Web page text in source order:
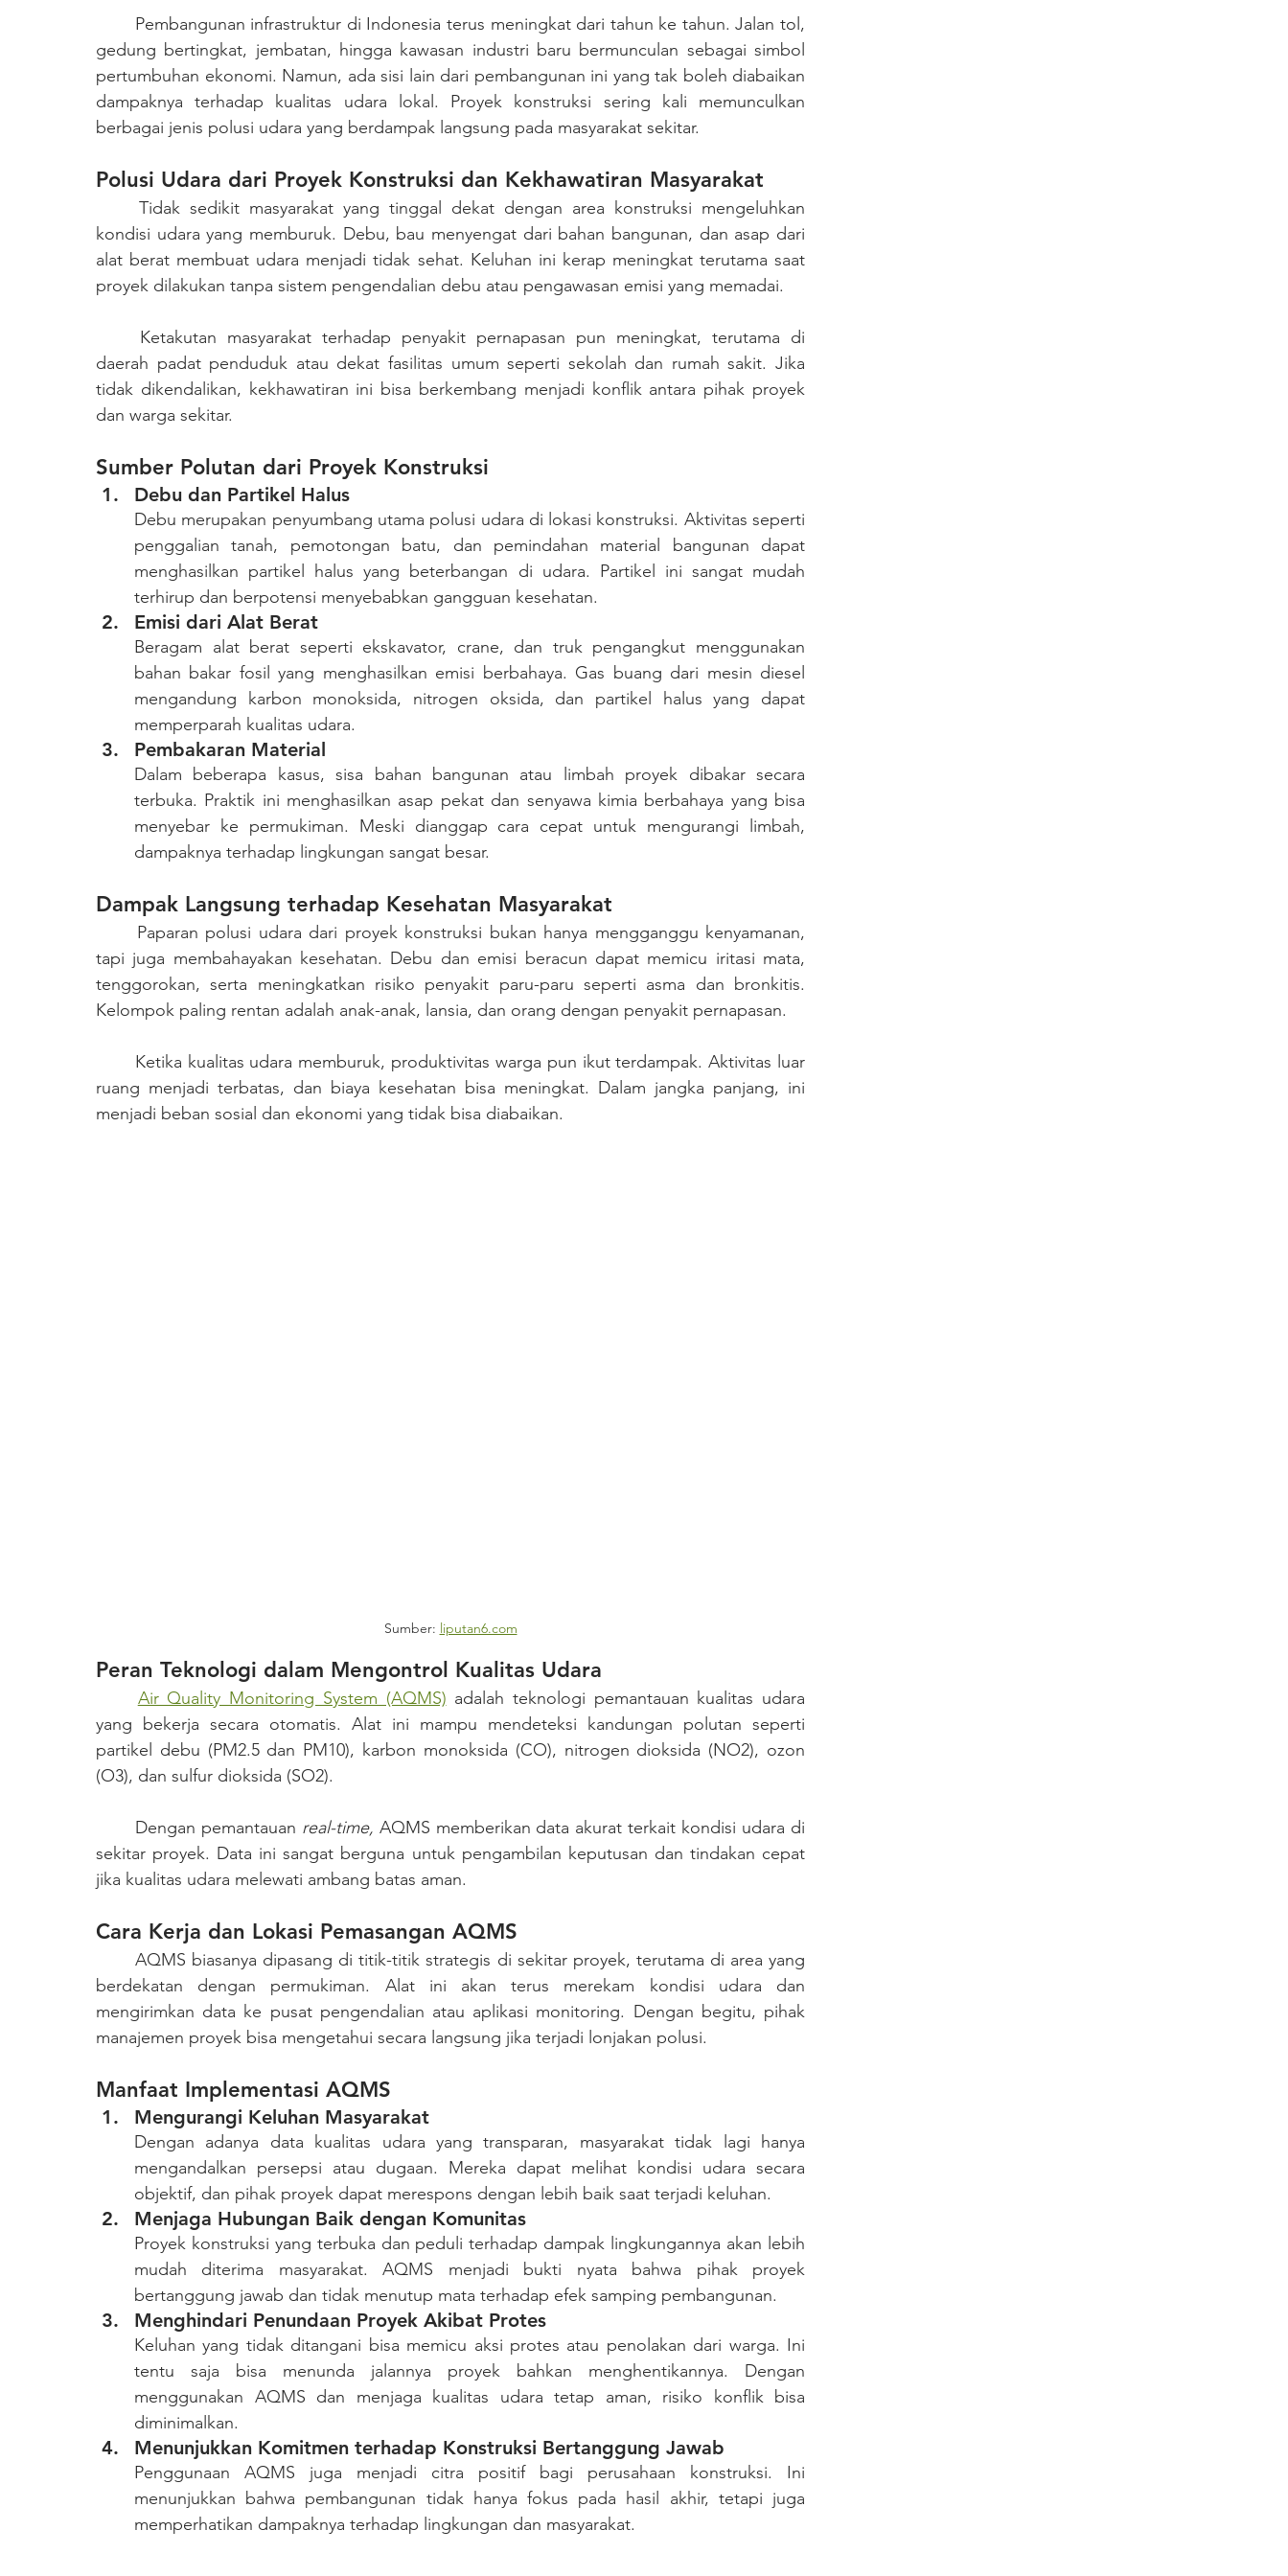
gedung bertingkat, jembatan, hingga kawasan industri baru bermunculan sebagai simbol
pertumbuhan ekonomi. Namun, ada sisi lain dari pembangunan ini yang tak boleh diabaikan
dampaknya terhadap kualitas udara lokal. Proyek konstruksi sering kali memunculkan
berbagai jenis polusi udara yang berdampak langsung pada masyarakat sekitar.
Polusi Udara dari Proyek Konstruksi dan Kekhawatiran Masyarakat
kondisi udara yang memburuk. Debu, bau menyengat dari bahan bangunan, dan asap dari
alat berat membuat udara menjadi tidak sehat. Keluhan ini kerap meningkat terutama saat
proyek dilakukan tanpa sistem pengendalian debu atau pengawasan emisi yang memadai.
daerah padat penduduk atau dekat fasilitas umum seperti sekolah dan rumah sakit. Jika
tidak dikendalikan, kekhawatiran ini bisa berkembang menjadi konflik antara pihak proyek
dan warga sekitar.
Sumber Polutan dari Proyek Konstruksi
Debu dan Partikel Halus
Debu merupakan penyumbang utama polusi udara di lokasi konstruksi. Aktivitas seperti
penggalian tanah, pemotongan batu, dan pemindahan material bangunan dapat
menghasilkan partikel halus yang beterbangan di udara. Partikel ini sangat mudah
terhirup dan berpotensi menyebabkan gangguan kesehatan.
Emisi dari Alat Berat
Beragam alat berat seperti ekskavator, crane, dan truk pengangkut menggunakan
bahan bakar fosil yang menghasilkan emisi berbahaya. Gas buang dari mesin diesel
mengandung karbon monoksida, nitrogen oksida, dan partikel halus yang dapat
memperparah kualitas udara.
Pembakaran Material
Dalam beberapa kasus, sisa bahan bangunan atau limbah proyek dibakar secara
terbuka. Praktik ini menghasilkan asap pekat dan senyawa kimia berbahaya yang bisa
menyebar ke permukiman. Meski dianggap cara cepat untuk mengurangi limbah,
dampaknya terhadap lingkungan sangat besar.
Dampak Langsung terhadap Kesehatan Masyarakat
tapi juga membahayakan kesehatan. Debu dan emisi beracun dapat memicu iritasi mata,
tenggorokan, serta meningkatkan risiko penyakit paru-paru seperti asma dan bronkitis.
Kelompok paling rentan adalah anak-anak, lansia, dan orang dengan penyakit pernapasan.
ruang menjadi terbatas, dan biaya kesehatan bisa meningkat. Dalam jangka panjang, ini
menjadi beban sosial dan ekonomi yang tidak bisa diabaikan.
Sumber: liputan6.com
Peran Teknologi dalam Mengontrol Kualitas Udara
Air Quality Monitoring System (AQMS) adalah teknologi pemantauan kualitas udara
yang bekerja secara otomatis. Alat ini mampu mendeteksi kandungan polutan seperti
partikel debu (PM2.5 dan PM10), karbon monoksida (CO), nitrogen dioksida (NO2), ozon
(O3), dan sulfur dioksida (SO2).
	Dengan pemantauan
real-time, AQMS memberikan data akurat terkait kondisi udara di
sekitar proyek. Data ini sangat berguna untuk pengambilan keputusan dan tindakan cepat
jika kualitas udara melewati ambang batas aman.
Cara Kerja dan Lokasi Pemasangan AQMS
	AQMS biasanya dipasang di titik-titik strategis di sekitar proyek, terutama di area yang
berdekatan dengan permukiman. Alat ini akan terus merekam kondisi udara dan
mengirimkan data ke pusat pengendalian atau aplikasi monitoring. Dengan begitu, pihak
manajemen proyek bisa mengetahui secara langsung jika terjadi lonjakan polusi.
Manfaat Implementasi AQMS
Mengurangi Keluhan Masyarakat
Dengan adanya data kualitas udara yang transparan, masyarakat tidak lagi hanya
mengandalkan persepsi atau dugaan. Mereka dapat melihat kondisi udara secara
objektif, dan pihak proyek dapat merespons dengan lebih baik saat terjadi keluhan.
Menjaga Hubungan Baik dengan Komunitas
Proyek konstruksi yang terbuka dan peduli terhadap dampak lingkungannya akan lebih
mudah diterima masyarakat. AQMS menjadi bukti nyata bahwa pihak proyek
bertanggung jawab dan tidak menutup mata terhadap efek samping pembangunan.
Menghindari Penundaan Proyek Akibat Protes
Keluhan yang tidak ditangani bisa memicu aksi protes atau penolakan dari warga. Ini
tentu saja bisa menunda jalannya proyek bahkan menghentikannya. Dengan
menggunakan AQMS dan menjaga kualitas udara tetap aman, risiko konflik bisa
diminimalkan.
Menunjukkan Komitmen terhadap Konstruksi Bertanggung Jawab
Penggunaan AQMS juga menjadi citra positif bagi perusahaan konstruksi. Ini
menunjukkan bahwa pembangunan tidak hanya fokus pada hasil akhir, tetapi juga
memperhatikan dampaknya terhadap lingkungan dan masyarakat.